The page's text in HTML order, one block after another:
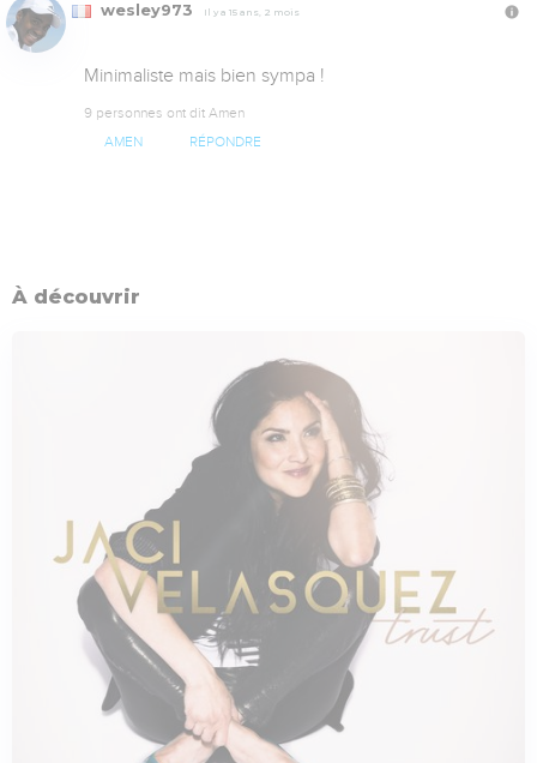
wesley973 Il y a 15 ans, 2 mois
Minimaliste mais bien sympa !
9 personnes ont dit Amen
AMEN RÉPONDRE
À découvrir